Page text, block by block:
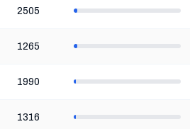
2505
1265
1990
1316